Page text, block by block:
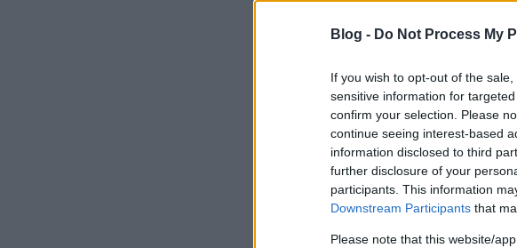
Blog - Do Not Process My
If you wish to opt-out of the
sensitive information for
confirm your selection. Please
continue seeing interest-based
information disclosed to third
further disclosure of your
participants. This information
Downstream Participants that
Please note that this website/